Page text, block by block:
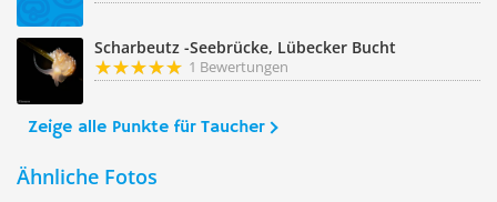
Scharbeutz -Seebrücke, Lübecker Bucht
1 Bewertungen
Zeige alle Punkte für Taucher
Ähnliche Fotos